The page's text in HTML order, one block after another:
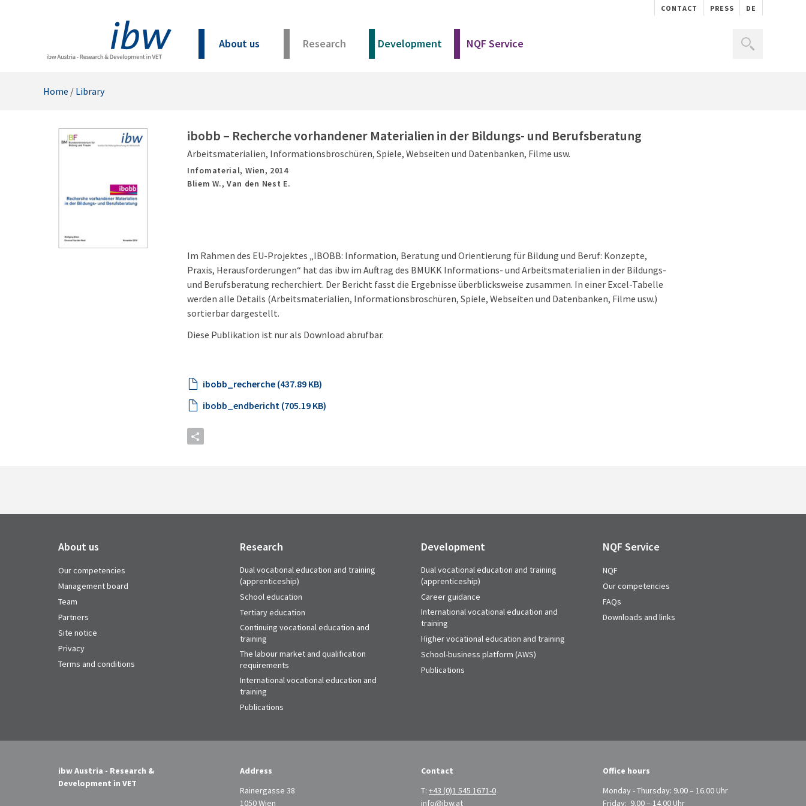
CONTACT PRESS DE
About us Research Development NQF Service
Home / Library
ibobb – Recherche vorhandener Materialien in der Bildungs- und Berufsberatung
Arbeitsmaterialien, Informationsbroschüren, Spiele, Webseiten und Datenbanken, Filme usw.
Infomaterial, Wien, 2014
Bliem W., Van den Nest E.
Im Rahmen des EU-Projektes „IBOBB: Information, Beratung und Orientierung für Bildung und Beruf: Konzepte,
Praxis, Herausforderungen“ hat das ibw im Auftrag des BMUKK Informations- und Arbeitsmaterialien in der Bildungs-
und Berufsberatung recherchiert. Der Bericht fasst die Ergebnisse überblicksweise zusammen. In einer Excel-Tabelle
werden alle Details (Arbeitsmaterialien, Informationsbroschüren, Spiele, Webseiten und Datenbanken, Filme usw.)
sortierbar dargestellt.
Diese Publikation ist nur als Download abrufbar.
ibobb_recherche (437.89 KB)
ibobb_endbericht (705.19 KB)
About us
Our competencies
Management board
Team
Partners
Site notice
Privacy
Terms and conditions
Research
Dual vocational education and training
(apprenticeship)
School education
Tertiary education
Continuing vocational education and
training
The labour market and qualification
requirements
International vocational education and
training
Publications
Development
Dual vocational education and training
(apprenticeship)
Career guidance
International vocational education and
training
Higher vocational education and training
School-business platform (AWS)
Publications
NQF Service
NQF
Our competencies
FAQs
Downloads and links
ibw Austria - Research &
Development in VET
Address
Rainergasse 38
1050 Wien
Contact
T: +43 (0)1 545 1671-0
info@ibw.at
Office hours
Monday - Thursday: 9.00 – 16.00 Uhr
Friday: 9.00 – 14.00 Uhr